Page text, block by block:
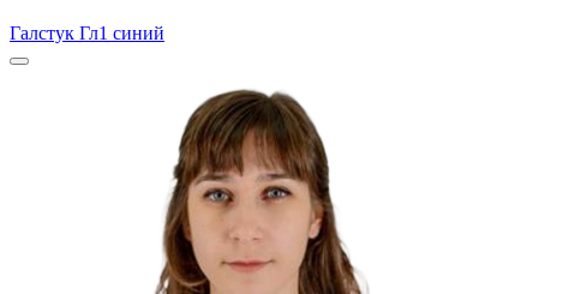
Галстук Гл1 синий